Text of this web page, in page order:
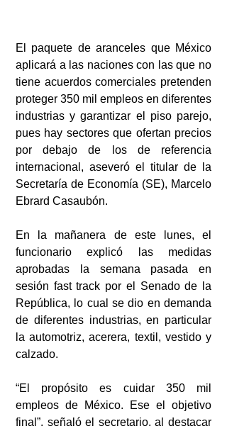
El paquete de aranceles que México
aplicará a las naciones con las que no
tiene acuerdos comerciales pretenden
proteger 350 mil empleos en diferentes
industrias y garantizar el piso parejo,
pues hay sectores que ofertan precios
por debajo de los de referencia
internacional, aseveró el titular de la
Secretaría de Economía (SE), Marcelo
Ebrard Casaubón.
En la mañanera de este lunes, el
funcionario explicó las medidas
aprobadas la semana pasada en
sesión fast track por el Senado de la
República, lo cual se dio en demanda
de diferentes industrias, en particular
la automotriz, acerera, textil, vestido y
calzado.
“El propósito es cuidar 350 mil
empleos de México. Ese el objetivo
final”, señaló el secretario, al destacar